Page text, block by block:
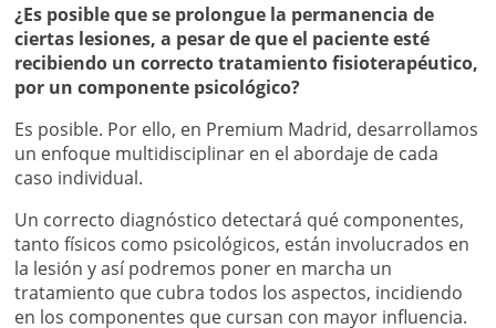
¿Es posible que se prolongue la permanencia de
ciertas lesiones, a pesar de que el paciente esté
recibiendo un correcto tratamiento fisioterapéutico,
por un componente psicológico?
Es posible. Por ello, en Premium Madrid, desarrollamos
un enfoque multidisciplinar en el abordaje de cada
caso individual.
Un correcto diagnóstico detectará qué componentes,
tanto físicos como psicológicos, están involucrados en
la lesión y así podremos poner en marcha un
tratamiento que cubra todos los aspectos, incidiendo
en los componentes que cursan con mayor influencia.